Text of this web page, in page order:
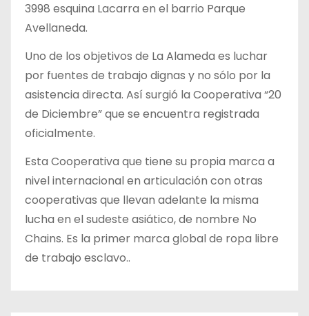
3998 esquina Lacarra en el barrio Parque
Avellaneda.
Uno de los objetivos de La Alameda es luchar
por fuentes de trabajo dignas y no sólo por la
asistencia directa. Así surgió la Cooperativa “20
de Diciembre” que se encuentra registrada
oficialmente.
Esta Cooperativa que tiene su propia marca a
nivel internacional en articulación con otras
cooperativas que llevan adelante la misma
lucha en el sudeste asiático, de nombre No
Chains. Es la primer marca global de ropa libre
de trabajo esclavo..